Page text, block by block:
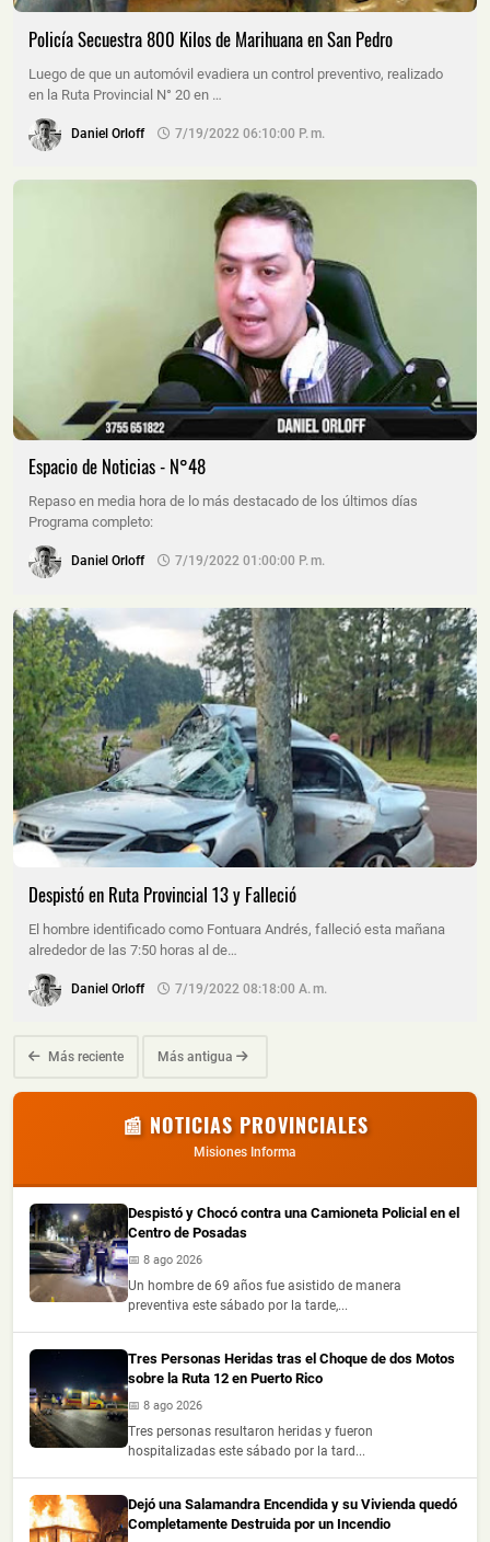
Policía Secuestra 800 Kilos de Marihuana en San Pedro
Luego de que un automóvil evadiera un control preventivo, realizado
en la Ruta Provincial N° 20 en …
Daniel Orloff 7/19/2022 06:10:00 P. M.
Espacio de Noticias - N°48
Repaso en media hora de lo más destacado de los últimos días
Programa completo:
Daniel Orloff 7/19/2022 01:00:00 P. M.
Despistó en Ruta Provincial 13 y Falleció
El hombre identificado como Fontuara Andrés, falleció esta mañana
alrededor de las 7:50 horas al de…
Daniel Orloff 7/19/2022 08:18:00 A. M.
Más reciente Más antigua
📰 NOTICIAS PROVINCIALES
Misiones Informa
Despistó y Chocó contra una Camioneta Policial en el
Centro de Posadas
📅 8 ago 2026
Un hombre de 69 años fue asistido de manera
preventiva este sábado por la tarde,...
Tres Personas Heridas tras el Choque de dos Motos
sobre la Ruta 12 en Puerto Rico
📅 8 ago 2026
Tres personas resultaron heridas y fueron
hospitalizadas este sábado por la tard...
Dejó una Salamandra Encendida y su Vivienda quedó
Completamente Destruida por un Incendio